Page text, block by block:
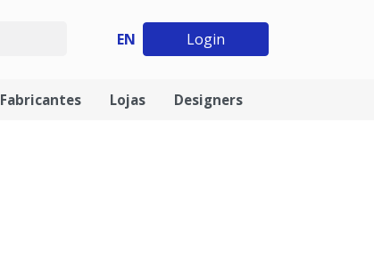
EN Login
Fabricantes Lojas Designers